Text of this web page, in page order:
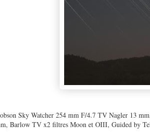
Sky Watcher 254 mm F/4.7 TV Nagler 13
Barlow TV x2 filtres Moon et OIII, Guided by